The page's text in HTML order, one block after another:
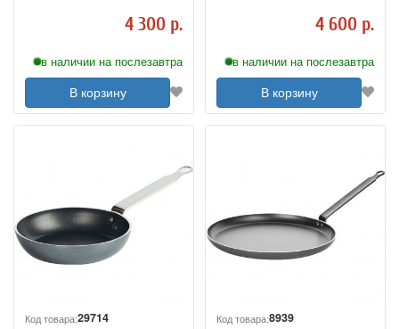
4 300 р.
в наличии на послезавтра
В корзину
4 600 р.
в наличии на послезавтра
В корзину
Код товара:29714 Код товара:8939